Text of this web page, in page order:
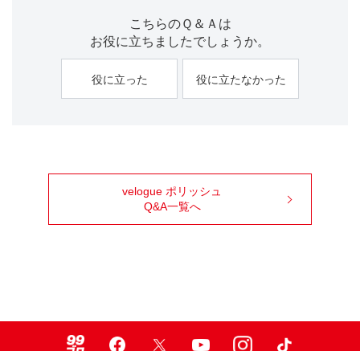
こちらのＱ＆Ａは
お役に立ちましたでしょうか。
役に立った 役に立たなかった
velogue ポリッシュ
Q&A一覧へ